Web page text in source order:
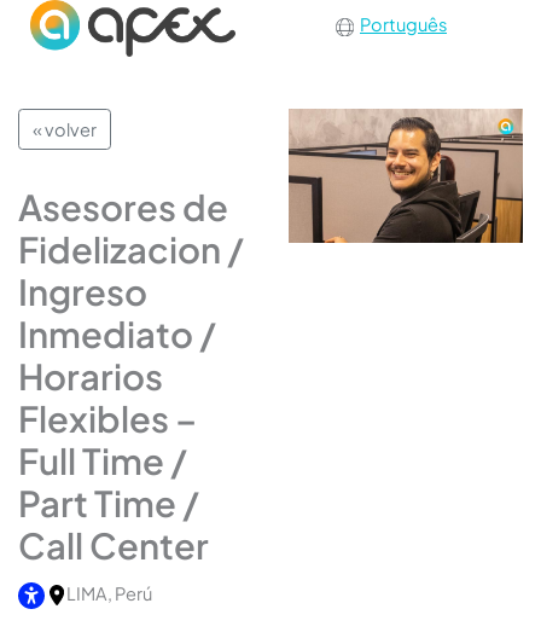
Português
« volver
Asesores de
Fidelizacion /
Ingreso
Inmediato /
Horarios
Flexibles –
Full Time /
Part Time /
Call Center
LIMA, Perú